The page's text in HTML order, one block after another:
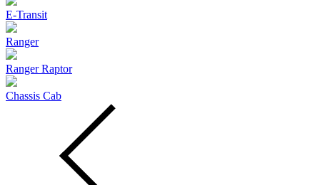
E-Transit
Ranger
Ranger Raptor
Chassis Cab